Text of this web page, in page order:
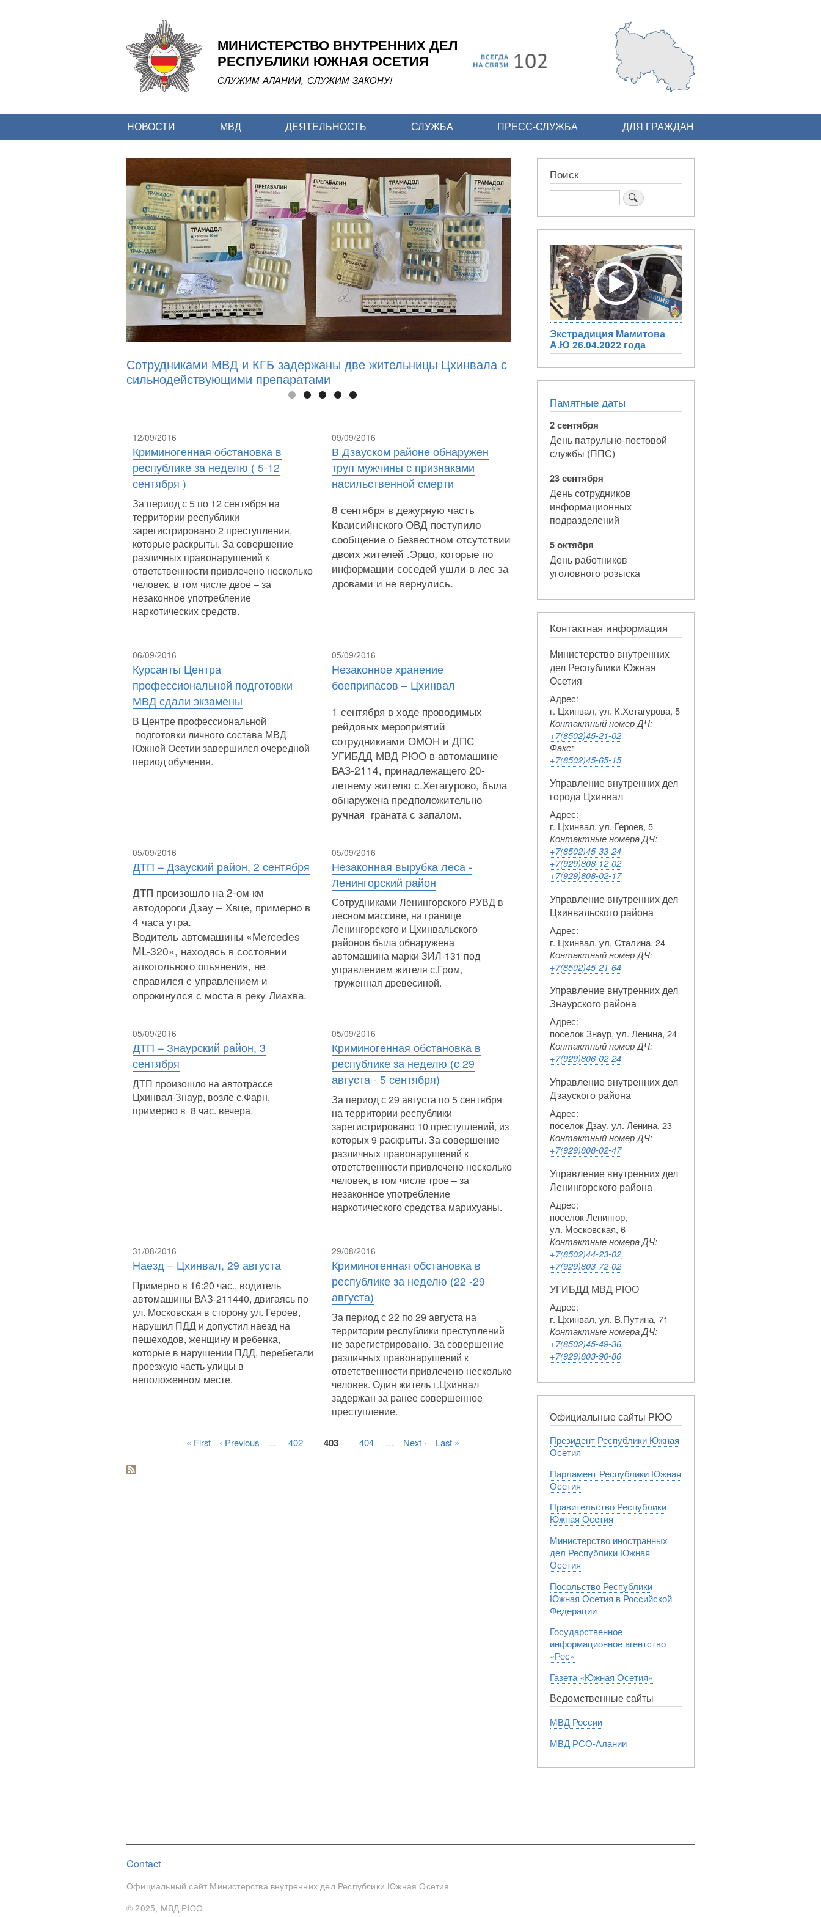
основному
содержанию
МИНИСТЕРСТВО ВНУТРЕННИХ ДЕЛ
РЕСПУБЛИКИ ЮЖНАЯ ОСЕТИЯ
СЛУЖИМ АЛАНИИ, СЛУЖИМ ЗАКОНУ!
НОВОСТИ МВД ДЕЯТЕЛЬНОСТЬ СЛУЖБА ПРЕСС-СЛУЖБА ДЛЯ ГРАЖДАН
Сотрудниками МВД и КГБ задержаны две жительницы Цхинвала с
сильнодействующими препаратами
12/09/2016
Криминогенная обстановка в
республике за неделю ( 5-12
сентября )
За период с 5 по 12 сентября на
территории республики
зарегистрировано 2 преступления,
которые раскрыты. За совершение
различных правонарушений к
ответственности привлечено несколько
человек, в том числе двое – за
незаконное употребление
наркотических средств.
09/09/2016
В Дзауском районе обнаружен
труп мужчины с признаками
насильственной смерти
8 сентября в дежурную часть
Кваисийнского ОВД поступило
сообщение о безвестном отсутствии
двоих жителей .Эрцо, которые по
информации соседей ушли в лес за
дровами и не вернулись.
06/09/2016
Курсанты Центра
профессиональной подготовки
МВД сдали экзамены
В Центре профессиональной
подготовки личного состава МВД
Южной Осетии завершился очередной
период обучения.
05/09/2016
Незаконное хранение
боеприпасов – Цхинвал
1 сентября в ходе проводимых
рейдовых мероприятий
сотрудникиами ОМОН и ДПС
УГИБДД МВД РЮО в автомашине
ВАЗ-2114, принадлежащего 20-
летнему жителю с.Хетагурово, была
обнаружена предположительно
ручная граната с запалом.
05/09/2016
ДТП – Дзауский район, 2 сентября
ДТП произошло на 2-ом км
автодороги Дзау – Хвце, примерно в
4 часа утра.
Водитель автомашины «Мercedes
ML-320», находясь в состоянии
алкогольного опьянения, не
справился с управлением и
опрокинулся с моста в реку Лиахва.
05/09/2016
Незаконная вырубка леса -
Ленингорский район
Сотрудниками Ленингорского РУВД в
лесном массиве, на границе
Ленингорского и Цхинвальского
районов была обнаружена
автомашина марки ЗИЛ-131 под
управлением жителя с.Гром,
груженная древесиной.
05/09/2016
ДТП – Знаурский район, 3
сентября
ДТП произошло на автотрассе
Цхинвал-Знаур, возле с.Фарн,
примерно в 8 час. вечера.
05/09/2016
Криминогенная обстановка в
республике за неделю (с 29
августа - 5 сентября)
За период с 29 августа по 5 сентября
на территории республики
зарегистрировано 10 преступлений, из
которых 9 раскрыты. За совершение
различных правонарушений к
ответственности привлечено несколько
человек, в том числе трое – за
незаконное употребление
наркотического средства марихуаны.
31/08/2016
Наезд – Цхинвал, 29 августа
Примерно в 16:20 час., водитель
автомашины ВАЗ-211440, двигаясь по
ул. Московская в сторону ул. Героев,
нарушил ПДД и допустил наезд на
пешеходов, женщину и ребенка,
которые в нарушении ПДД, перебегали
проезжую часть улицы в
неположенном месте.
29/08/2016
Криминогенная обстановка в
республике за неделю (22 -29
августа)
За период с 22 по 29 августа на
территории республики преступлений
не зарегистрировано. За совершение
различных правонарушений к
ответственности привлечено несколько
человек. Один житель г.Цхинвал
задержан за ранее совершенное
преступление.
страниц
Первая
« First
Предыдущая
‹ Previous … Страница
402
Текущая
403 Страница
404 …
Следующая
Next ›
Последняя
Last »
Поиск
Поиск
Экстрадиция Мамитова
А.Ю 26.04.2022 года
Памятные даты
2 сентября
День патрульно-постовой
службы (ППС)
23 сентября
День сотрудников
информационных
подразделений
5 октября
День работников
уголовного розыска
Контактная информация
Министерство внутренних
дел Республики Южная
Осетия
Адрес:
г. Цхинвал, ул. К.Хетагурова, 5
Контактный номер ДЧ:
+7(8502)45-21-02
Факс:
+7(8502)45-65-15
Управление внутренних дел
города Цхинвал
Адрес:
г. Цхинвал, ул. Героев, 5
Контактные номера ДЧ:
+7(8502)45-33-24
+7(929)808-12-02
+7(929)808-02-17
Управление внутренних дел
Цхинвальского района
Адрес:
г. Цхинвал, ул. Сталина, 24
Контактный номер ДЧ:
+7(8502)45-21-64
Управление внутренних дел
Знаурского района
Адрес:
поселок Знаур, ул. Ленина, 24
Контактный номер ДЧ:
+7(929)806-02-24
Управление внутренних дел
Дзауского района
Адрес:
поселок Дзау, ул. Ленина, 23
Контактный номер ДЧ:
+7(929)808-02-47
Управление внутренних дел
Ленингорского района
Адрес:
поселок Ленингор,
ул. Московская, 6
Контактные номера ДЧ:
+7(8502)44-23-02,
+7(929)803-72-02
УГИБДД МВД РЮО
Адрес:
г. Цхинвал, ул. В.Путина, 71
Контактные номера ДЧ:
+7(8502)45-49-36,
+7(929)803-90-86
Официальные сайты РЮО
Президент Республики Южная
Осетия
Парламент Республики Южная
Осетия
Правительство Республики
Южная Осетия
Министерство иностранных
дел Республики Южная
Осетия
Посольство Республики
Южная Осетия в Российской
Федерации
Государственное
информационное агентство
«Рес»
Газета «Южная Осетия»
Ведомственные сайты
МВД России
МВД РСО-Алании
Footer
menu
Contact
Официальный сайт Министерства внутренних дел Республики Южная Осетия
© 2025, МВД РЮО